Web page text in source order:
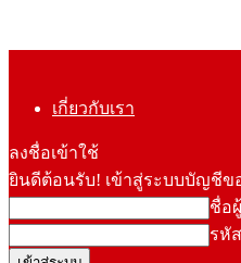
เกี่ยวกับเรา
ลงชื่อเข้าใช้
ยินดีต้อนรับ! เข้าสู่ระบบบัญชี
ชื่อ
รหั